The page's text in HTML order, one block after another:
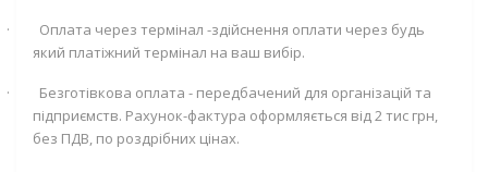
·
Оплата через термінал -здійснення оплати через будь
який платіжний термінал на ваш вибір.
·
Безготівкова оплата - передбачений для організацій та
підприємств. Рахунок-фактура оформляється від 2 тис грн,
без ПДВ, по роздрібних цінах.